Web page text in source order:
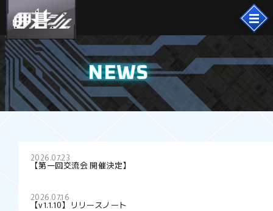
NEWS
2026.07.23
【第一回交流会 開催決定】
2026.07.16
【v1.1.10】リリースノート